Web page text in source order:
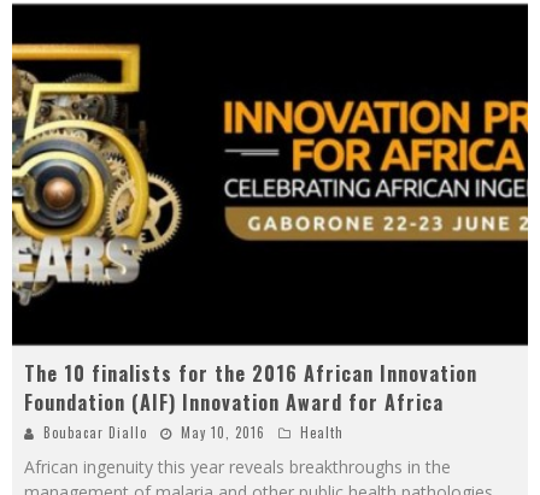
The 10 finalists for the 2016 African Innovation
Foundation (AIF) Innovation Award for Africa
Boubacar Diallo May 10, 2016 Health
African ingenuity this year reveals breakthroughs in the